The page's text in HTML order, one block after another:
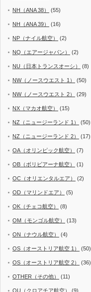
NH（ANA 38） (55)
NH（ANA 39） (16)
NP（ナイル航空） (2)
NQ（エアージャパン） (2)
NU（日本トランスオーシ） (8)
NW（ノースウエスト 1） (50)
NW（ノースウエスト 2） (29)
NX（マカオ航空） (15)
NZ（ニュージーランド 1） (50)
NZ（ニュージーランド 2） (17)
OA（オリンピック航空） (7)
OB（ボリビアーナ航空） (1)
OC（オリエンタルエア） (2)
OD（マリンドエア） (5)
OK（チェコ航空） (8)
OM（モンゴル航空） (13)
ON（ナウル航空） (4)
OS（オーストリア航空 1） (50)
OS（オーストリア航空 2） (36)
OTHER（その他） (11)
OU（クロアチア航空） (9)